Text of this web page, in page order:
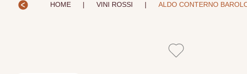
HOME | VINI ROSSI | ALDO CONTERNO